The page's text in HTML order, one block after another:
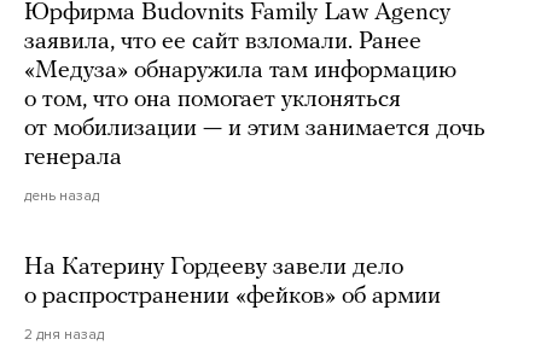
Юрфирма Budovnits Family Law Agency
заявила, что ее сайт взломали. Ранее
«Медуза» обнаружила там информацию
о том, что она помогает уклоняться
от мобилизации — и этим занимается дочь
генерала
день назад
На Катерину Гордееву завели дело
о распространении «фейков» об армии
2 дня назад